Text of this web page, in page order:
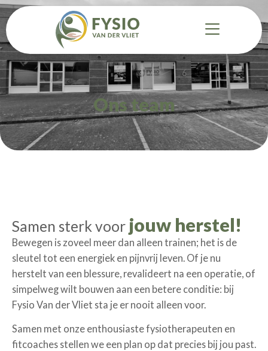
ZORGAANBOD
BEWEGEN & LEEFSTIJL
TARIEVEN
OVER ONS
Ons team
Samen sterk voor jouw herstel!
Bewegen is zoveel meer dan alleen trainen; het is de
sleutel tot een energiek en pijnvrij leven. Of je nu
herstelt van een blessure, revalideert na een operatie, of
simpelweg wilt bouwen aan een betere conditie: bij
Fysio Van der Vliet sta je er nooit alleen voor.
Samen met onze enthousiaste fysiotherapeuten en
fitcoaches stellen we een plan op dat precies bij jou past.